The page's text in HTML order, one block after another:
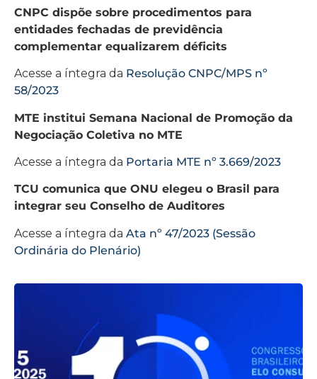
CNPC dispõe sobre procedimentos para
entidades fechadas de previdência
complementar equalizarem déficits
Acesse a íntegra da Resolução CNPC/MPS nº
58/2023
MTE institui Semana Nacional de Promoção da
Negociação Coletiva no MTE
Acesse a íntegra da Portaria MTE nº 3.669/2023
TCU comunica que ONU elegeu o Brasil para
integrar seu Conselho de Auditores
Acesse a íntegra da Ata nº 47/2023 (Sessão
Ordinária do Plenário)